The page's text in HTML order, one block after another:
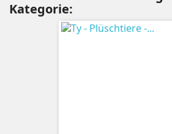
Kategorie: